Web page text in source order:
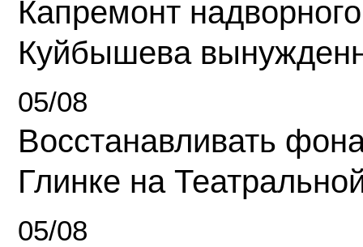
Капремонт
Куйбышева
05/08
Восстанавливать
Глинке на
05/08